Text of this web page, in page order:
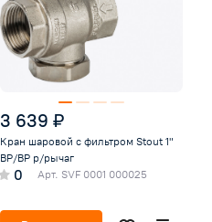
3 639 ₽
Кран шаровой с фильтром Stout 1"
ВР/ВР р/рычаг
0 Арт. SVF 0001 000025